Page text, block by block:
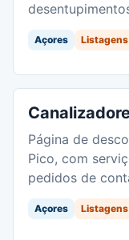
Açores
Página de
Pico, com
pedidos de
Açores